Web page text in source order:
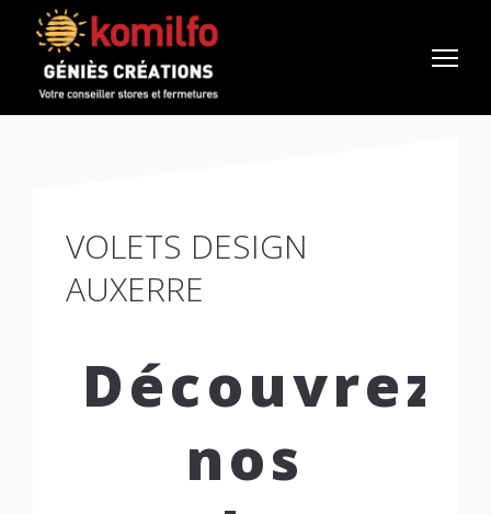
VOLETS DESIGN
AUXERRE
Découvrez
nos